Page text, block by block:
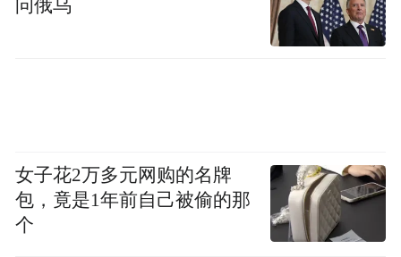
“特别声明：以上作品内容(包括在内的视频、图片或音
频)为凤凰网旗下自媒体平台“大风号”用户上传并发
布，本平台仅提供信息存储空间服务。
Notice: The content above (including the videos,
问俄乌
女子花2万多元网购的名牌
包，竟是1年前自己被偷的那
个